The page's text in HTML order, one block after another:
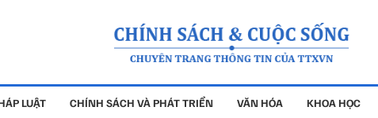
LUẬT CHÍNH SÁCH VÀ PHÁT TRIỂN VĂN HÓA KHOA HỌC